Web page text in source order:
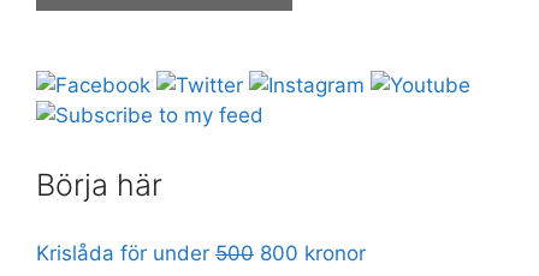
Börja här
Krislåda för under 500 800 kronor